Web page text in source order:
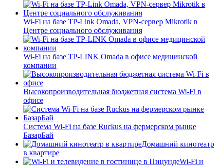
Wi-Fi на базе TP-Link Omada, VPN-сервер Mikrotik в
Центре социального обслуживания
Wi-Fi на базе TP-LINK Omada в офисе медицинской
компании
Высокопроизводительная бюджетная система Wi-Fi в
офисе
Система Wi-Fi на базе Ruckus на фермерском рынке
БазарБай
Домашний кинотеатр
в квартире
Wi-Fi и